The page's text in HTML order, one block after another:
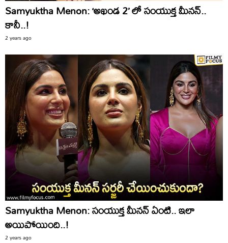
Samyuktha Menon: ‘అఖండ 2’ లో సంయుక్త మీనన్..
కానీ..!
2 years ago
Samyuktha Menon: సంయుక్త మీనన్ ఏంటి.. ఇలా
అయిపోయింది..!
2 years ago